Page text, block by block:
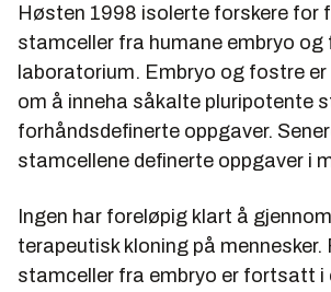
Høsten 1998 isolerte forskere for
stamceller fra humane embryo og
laboratorium. Embryo og fostre
om å inneha såkalte pluripotente
forhåndsdefinerte oppgaver.
stamcellene definerte oppgaver i
Ingen har foreløpig klart å
terapeutisk kloning på mennesker.
stamceller fra embryo er fortsatt i